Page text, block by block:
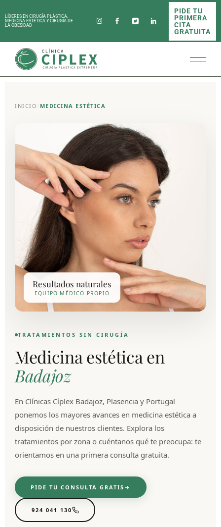
LÍDERES EN CIRUGÍA PLÁSTICA,
MEDICINA ESTÉTICA Y CIRUGÍA DE
LA OBESIDAD
PIDE TU
PRIMERA
CITA
GRATUITA
INICIO / MEDICINA ESTÉTICA
TRATAMIENTOS SIN CIRUGÍA
Medicina estética en
Badajoz
En Clínicas Cíplex Badajoz, Plasencia y Portugal
ponemos los mayores avances en medicina estética a
disposición de nuestros clientes. Explora los
tratamientos por zona o cuéntanos qué te preocupa: te
orientamos en una primera consulta gratuita.
PIDE TU CONSULTA GRATIS
924 041 130
Resultados naturales
EQUIPO MÉDICO PROPIO